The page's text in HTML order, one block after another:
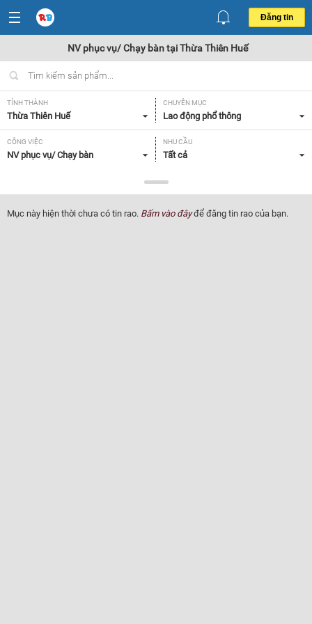
Đăng tin
NV phục vụ/ Chạy bàn tại Thừa Thiên Huế
TỈNH THÀNH
Thừa Thiên Huế
CHUYÊN MỤC
Lao động phổ thông
CÔNG VIỆC
NV phục vụ/ Chạy bàn
NHU CẦU
Tất cả
Tất cả
Mục này hiện thời chưa có tin rao. Bấm vào đâyđể đăng tin rao của bạn.